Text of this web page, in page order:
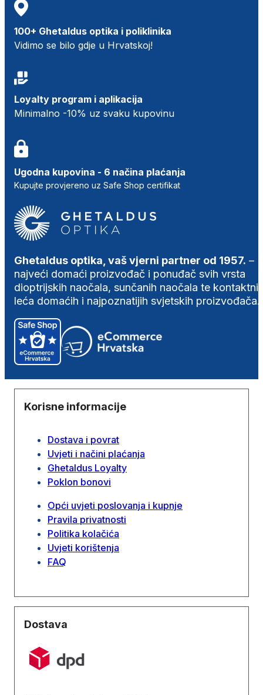
100+ Ghetaldus optika i poliklinika
Vidimo se bilo gdje u Hrvatskoj!
Loyalty program i aplikacija
Minimalno -10% uz svaku kupovinu
Ugodna kupovina - 6 načina plaćanja
Kupujte provjereno uz Safe Shop certifikat
Ghetaldus optika, vaš vjerni partner od 1957. –
najveći domaći proizvođač i ponuđač svih vrsta
dioptrijskih naočala, sunčanih naočala te
leća domaćih i najpoznatijih svjetskih proizvođača.
Korisne informacije
Dostava i povrat
Uvjeti i načini plaćanja
Ghetaldus Loyalty
Poklon bonovi
Opći uvjeti poslovanja i kupnje
Pravila privatnosti
Politika kolačića
Uvjeti korištenja
FAQ
Dostava